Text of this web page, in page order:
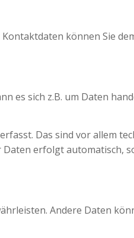
können Sie
es sich z.B. um Daten
Das sind vor allem
erfolgt automatisch,
Andere Daten